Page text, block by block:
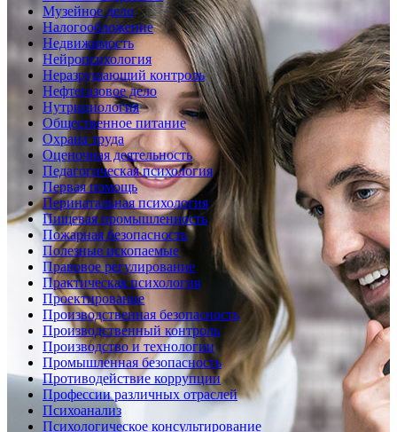
Музейное дело
Налогообложение
Недвижимость
Нейропсихология
Неразрушающий контроль
Нефтегазовое дело
Нутрициология
Общественное питание
Охрана труда
Оценочная деятельность
Педагогическая психология
Первая помощь
Перинатальная психология
Пищевая промышленность
Пожарная безопасность
Полезные ископаемые
Правовое регулирование
Практическая психология
Проектирование
Производственная безопасность
Производственный контроль
Производство и технологии
Промышленная безопасность
Противодействие коррупции
Профессии различных отраслей
Психоанализ
Психологическое консультирование